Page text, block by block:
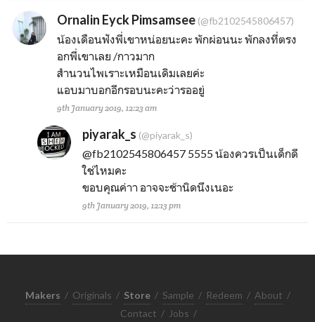
Ornalin Eyck Pimsamsee (@fb2102545806457)
น้องเดือนฟังพี่เขาหน่อยนะคะ พักผ่อนนะ พักลงที่ตรง
อกพี่เขาเลย /กาวมาก
สำนวนไพเราะเหมือนเดิมเลยค่ะ
แอบมาบอกอีกรอบนะคะว่ารออยู่
9th January 2019, 12:23 am
piyarak_s (@piyarak_s)
@fb21025458064575555 น้องควรเป็นเด็กดี
ใช่ไหมคะ
ขอบคุณค่าา อาจจะช้านิดนึงเนอะ
9th January 2019, 12:13 pm
Makers / Originals / Store / Sample / Redeem / About /
Contact / Jobs /